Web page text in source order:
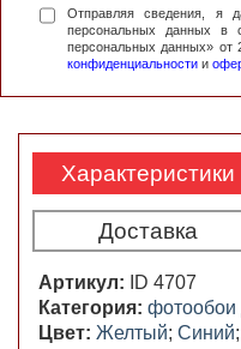
Отправляя сведения, я
персональных данных
персональных данных» от
конфиденциальности и
Характеристики
Доставка
Артикул:
ID 4707
Категория: фотообои
Цвет: Желтый; Синий;